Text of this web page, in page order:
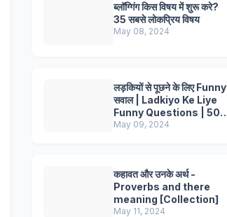
ब्लॉग्गिंग किस विषय में शुरू करे?
35 सबसे लोकप्रिय विषय
May 08, 2024
लड़कियों से पूछने के लिए Funny
सवाल | Ladkiyo Ke Liye
Funny Questions | 50+
Questions
May 09, 2024
कहावत और उनके अर्थ -
Proverbs and there
meaning [Collection]
May 11, 2024